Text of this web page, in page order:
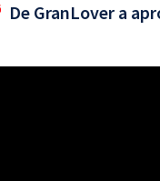
De GranLover a